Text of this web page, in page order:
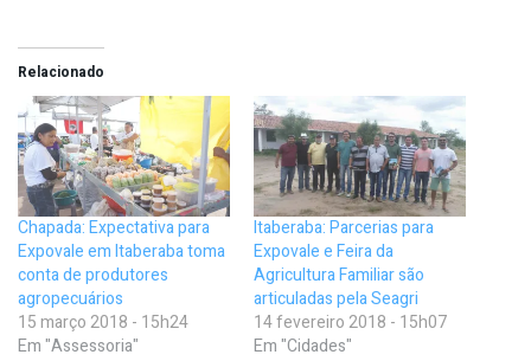
Relacionado
Chapada: Expectativa para
Expovale em Itaberaba toma
conta de produtores
agropecuários
15 março 2018 - 15h24
Em "Assessoria"
Itaberaba: Parcerias para
Expovale e Feira da
Agricultura Familiar são
articuladas pela Seagri
14 fevereiro 2018 - 15h07
Em "Cidades"